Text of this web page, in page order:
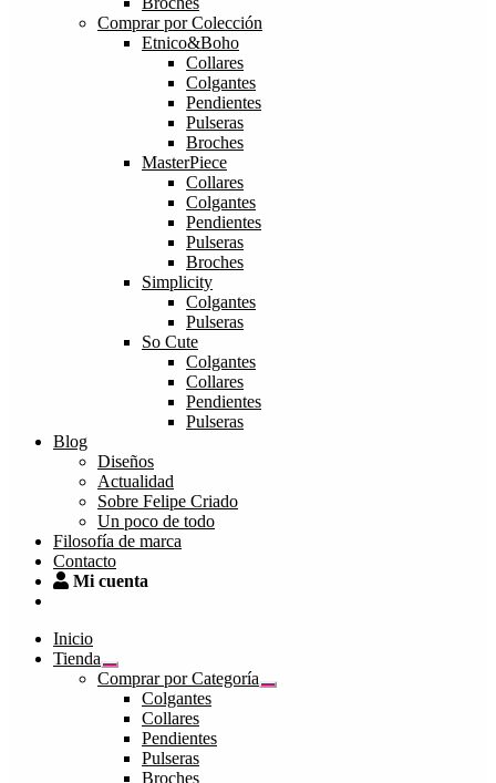
Comprar por Colección
Etnico&Boho
Collares
Colgantes
Pendientes
Pulseras
Broches
MasterPiece
Collares
Colgantes
Pendientes
Pulseras
Broches
Simplicity
Colgantes
Pulseras
So Cute
Colgantes
Collares
Pendientes
Pulseras
Blog
Diseños
Actualidad
Sobre Felipe Criado
Un poco de todo
Filosofía de marca
Contacto
Mi cuenta
Inicio
Tienda
Expandir
el
menú
hijo
Comprar por Categoría
Expandir
Colgantes
Collares
Pendientes
Pulseras
Broches